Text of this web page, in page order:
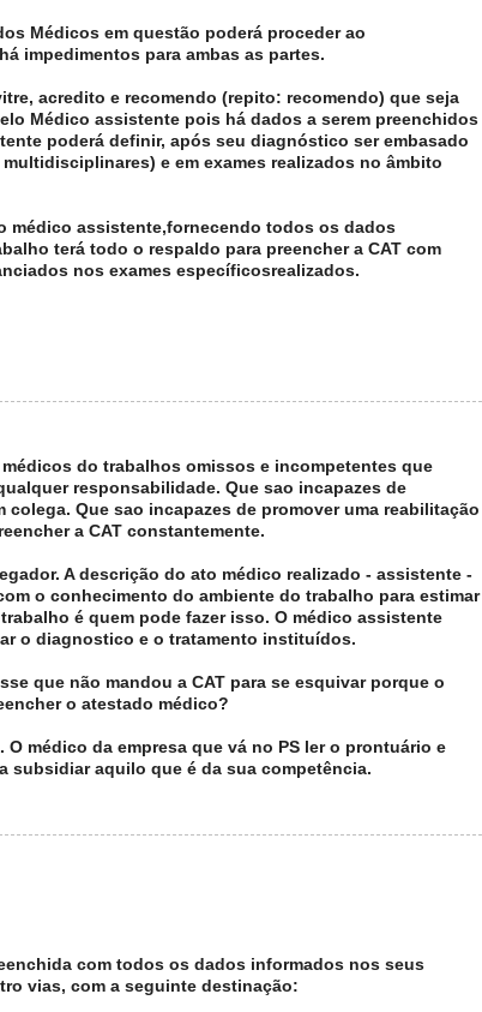
Médicos em questão poderá proceder ao
impedimentos para ambas as partes.
acredito e recomendo (repito: recomendo) que seja
Médico assistente pois há dados a serem preenchidos
poderá definir, após seu diagnóstico ser embasado
e em exames realizados no âmbito
médico assistente,fornecendo todos os dados
terá todo o respaldo para preencher a CAT com
nos exames específicosrealizados.
do trabalhos omissos e incompetentes que
responsabilidade. Que sao incapazes de
colega. Que sao incapazes de promover uma reabilitação
a CAT constantemente.
A descrição do ato médico realizado - assistente -
o conhecimento do ambiente do trabalho para estimar
é quem pode fazer isso. O médico assistente
o diagnostico e o tratamento instituídos.
que não mandou a CAT para se esquivar porque o
o atestado médico?
O médico da empresa que vá no PS ler o prontuário e
subsidiar aquilo que é da sua competência.
com todos os dados informados nos seus
vias, com a seguinte destinação: